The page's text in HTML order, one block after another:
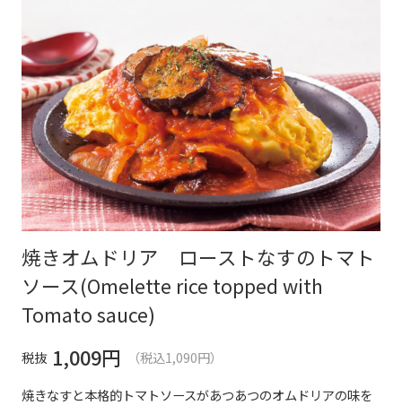
焼きオムドリア ローストなすのトマト
ソース(Omelette rice topped with
Tomato sauce)
税抜 1,009円
（税込1,090円）
焼きなすと本格的トマトソースがあつあつのオムドリアの味を